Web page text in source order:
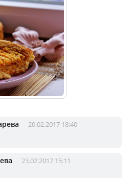
20.02.2017 18:40
23.02.2017 15:11